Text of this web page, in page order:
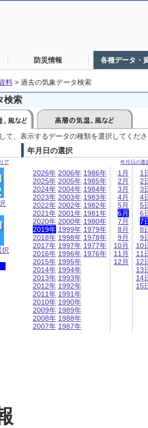
防災情報 各種データ・
料 > 過去の気象データ検索
検索
て、表示するデータの種類を選択してくだ
ア
択
年月日の選択
年月日の選
2026年
2025年
2024年
2023年
2022年
2021年
2020年
2019年
2018年
2017年
2016年
2015年
2014年
2013年
2012年
2011年
2010年
2009年
2008年
2007年
2006年
2005年
2004年
2003年
2002年
2001年
2000年
1999年
1998年
1997年
1996年
1995年
1994年
1993年
1992年
1991年
1990年
1989年
1988年
1987年
1986年
1985年
1984年
1983年
1982年
1981年
1980年
1979年
1978年
1977年
1976年
1月
2月
3月
4月
5月
6月
7月
8月
9月
10月
11月
12月
1
2
3
4
5
6
7
8
9
10
11
12
13
14
15